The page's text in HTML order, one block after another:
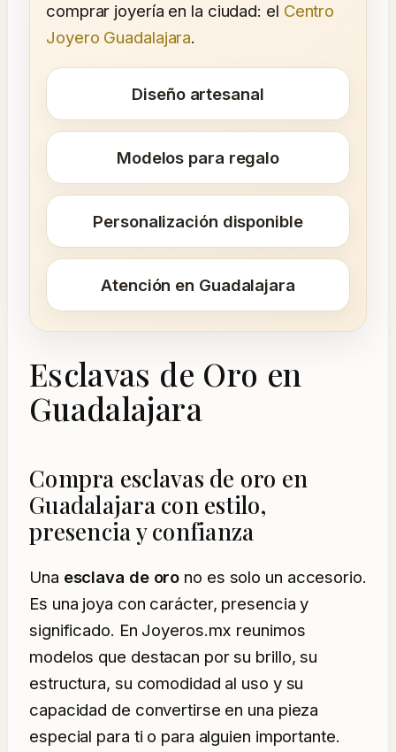
comprar joyería en la ciudad: el Centro
Joyero Guadalajara.
Diseño artesanal
Modelos para regalo
Personalización disponible
Atención en Guadalajara
Esclavas de Oro en
Guadalajara
Compra esclavas de oro en
Guadalajara con estilo,
presencia y confianza
Una esclava de oro no es solo un accesorio.
Es una joya con carácter, presencia y
significado. En Joyeros.mx reunimos
modelos que destacan por su brillo, su
estructura, su comodidad al uso y su
capacidad de convertirse en una pieza
especial para ti o para alguien importante.